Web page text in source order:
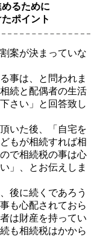
るために
ポイント
案が決まっていな
事は、と問われま
続と配偶者の生活
さい」と回答致し
いた後、「自宅を
もが相続すれば相
で相続税の事は心
」、とお伝えしま
後に続くであろう
も心配されておら
は財産を持ってい
も相続税はかから